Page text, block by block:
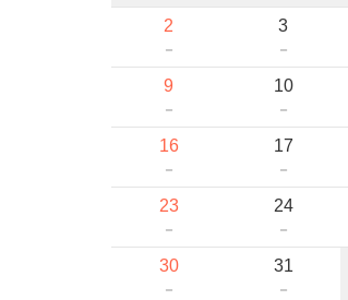
2
－
3
－
9
－
10
－
16
－
17
－
23
－
24
－
30
－
31
－